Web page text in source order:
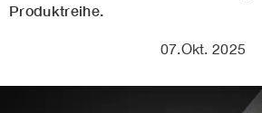
Produktreihe.
07.Okt. 2025